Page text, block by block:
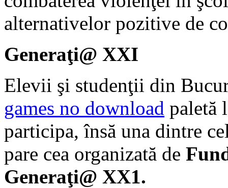
alternativelor pozitive de
Generaţi@ XXI
Elevii şi studenţii din
games no download paletă
participa, însă una dintre
pare cea organizată de
Generaţi@ XX1.